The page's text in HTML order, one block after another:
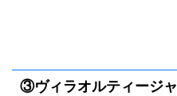
③ヴィラオルティージャ